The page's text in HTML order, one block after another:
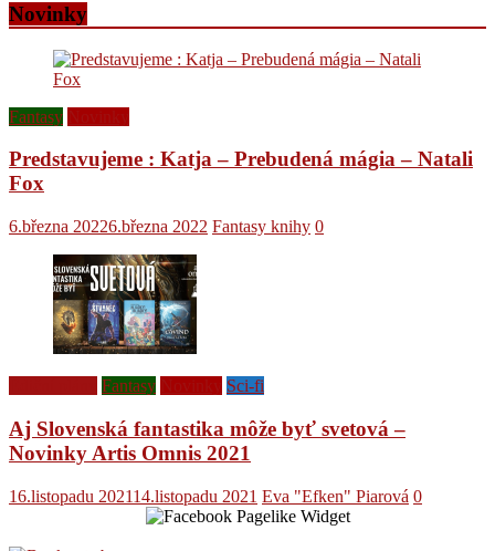
Novinky
Fantasy
Predstavujeme : Katja – Prebudená mágia – Natali
Fox
6.března 20226.března 2022 Fantasy knihy 0
Fantasy Sci-fi
Aj Slovenská fantastika môže byť svetová –
Novinky Artis Omnis 2021
16.listopadu 202114.listopadu 2021 Eva "Efken" Piarová 0